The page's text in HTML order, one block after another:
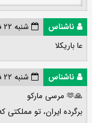
ناشناس
شنبه ۲۲ فروردین ۱۴۰۵ ۱۸:۰۰:۰۶
عا باریکلا
ناشناس
شنبه ۲۲ فروردین ۱۴۰۵ ۱۸:۰۰:۱۰
🙏🫶 مرسی مارکو
برگرده ایران، تو